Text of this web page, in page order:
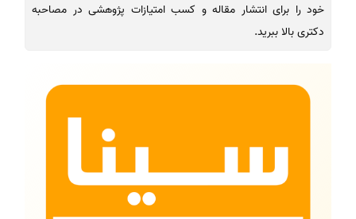
خود را برای انتشار مقاله و کسب امتیازات پژوهشی در مصاحبه
دکتری بالا ببرید.